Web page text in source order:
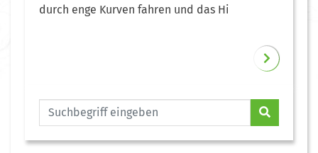
durch enge Kurven fahren und das Hi